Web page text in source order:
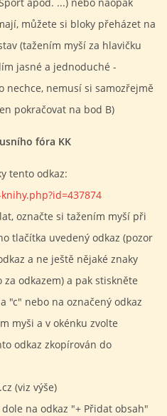
můžete si bloky přeházet na
(tažením myší za hlavičku
jasné a jednoduché -
nechce, nemusí si samozřejmě
pokračovat na bod B)
fóra KK
tento odkaz:
označte si tažením myší při
tlačítka uvedený odkaz (pozor
a ne ještě nějaké znaky
odkazem) a pak stiskněte
"c" nebo na označený odkaz
myši a v okénku zvolte
odkaz zkopírován do
(viz výše)
na odkaz "+ Přidat obsah"